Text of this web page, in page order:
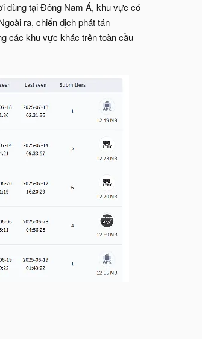
dùng tại Đông Nam Á, khu vực có
ra, chiến dịch phát tán
các khu vực khác trên toàn cầu